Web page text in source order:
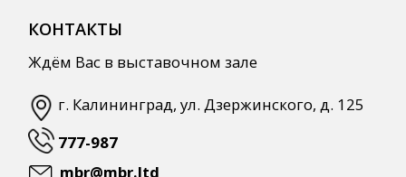
Профессиональная химия
Одноразовая посуда и упаковка
Инвентарь
Оборудование
Мебель из нержавеющей стали